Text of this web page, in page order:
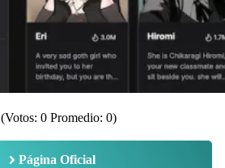
(Votos: 0Promedio: 0)
Página Oficial